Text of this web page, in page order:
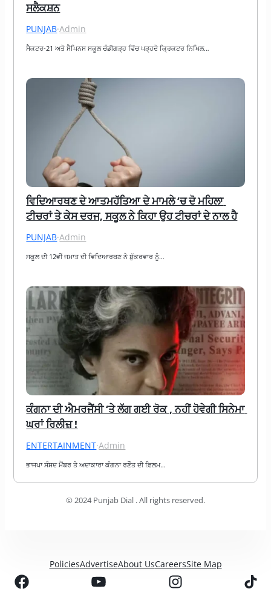
ਸਲੈਕਸ਼ਨ
PUNJAB·Admin
ਸੈਕਟਰ-21 ਅਤੇ ਸੈਪਿਨਸ ਸਕੂਲ ਚੰਡੀਗੜ੍ਹ ਵਿੱਚ ਪੜ੍ਹਦੇ ਕ੍ਰਿਕਟਰ ਨਿਖਿਲ…
ਵਿਦਿਆਰਥਣ ਦੇ ਆਤਮਹੱਤਿਆ ਦੇ ਮਾਮਲੇ ‘ਚ ਦੋ ਮਹਿਲਾ
ਟੀਚਰਾਂ ਤੇ ਕੇਸ ਦਰਜ, ਸਕੂਲ ਨੇ ਕਿਹਾ ਉਹ ਟੀਚਰਾਂ ਦੇ ਨਾਲ ਹੈ
PUNJAB·Admin
ਸਕੂਲ ਦੀ 12ਵੀਂ ਜਮਾਤ ਦੀ ਵਿਦਿਆਰਥਣ ਨੇ ਸ਼ੁੱਕਰਵਾਰ ਨੂੰ…
ਕੰਗਨਾ ਦੀ ਐਮਰਜੈਂਸੀ ‘ਤੇ ਲੱਗ ਗਈ ਰੋਕ , ਨਹੀਂ ਹੋਵੇਗੀ ਸਿਨੇਮਾ
ਘਰਾਂ ਰਿਲੀਜ਼ !
ENTERTAINMENT·Admin
ਭਾਜਪਾ ਸੰਸਦ ਮੈਂਬਰ ਤੇ ਅਦਾਕਾਰਾ ਕੰਗਨਾ ਰਣੌਤ ਦੀ ਫ਼ਿਲਮ…
© 2024 Punjab Dial . All rights reserved.
PoliciesAdvertiseAbout UsCareersSite Map